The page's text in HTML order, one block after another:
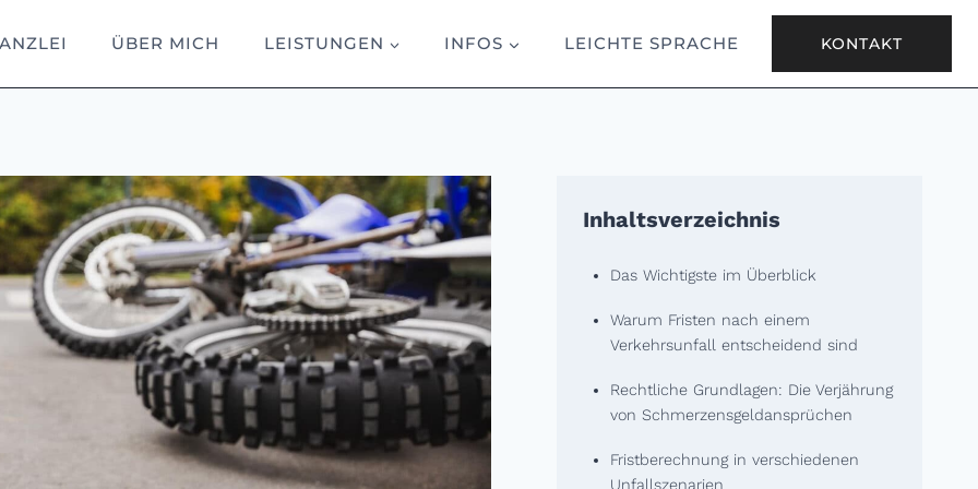
ÜBER MICH LEISTUNGEN INFOS LEICHTE SPRACHE KONTAKT
Inhaltsverzeichnis
Das Wichtigste im Überblick
Warum Fristen nach einem
Verkehrsunfall entscheidend sind
Rechtliche Grundlagen: Die Verjährung
von Schmerzensgeldansprüchen
Fristberechnung in verschiedenen
Unfallszenarien